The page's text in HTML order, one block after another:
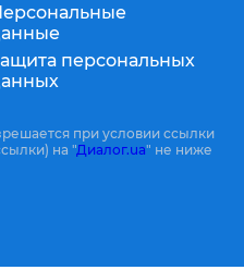
персональных
при условии ссылки
на "Диалог.ua" не ниже